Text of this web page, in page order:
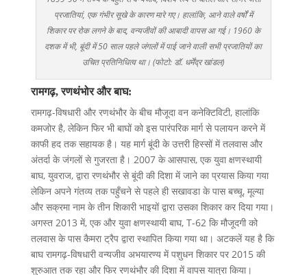
प्रजातियां, एक गंभीर सूखे के कारण मारे गए। हालांकि, आने वाले वर्षों में
शिकार पर रोक लगने के बाद, वन्यजीवों की आबादी वापस आ गई। 1960 के
दशक में भी, बूंदी में 50 साल पहले जंगलों में पाई जाने वाली सभी प्रजातियों का
उचित प्रतिनिधित्व था। (फोटो: डॉ. धर्मेंद्र खांडल)
रामगढ़, रणथंभोर और बाघ:
रामगढ़-विषधारी और रणथंभौर के बीच मौजूदा वन कनेक्टिविटी, हालांकि
कमजोर है, लेकिन फिर भी बाघों को इस पारंपरिक मार्ग से पलायन करने में
काफी हद तक सहायक है। यह मार्ग बूंदी के उत्तरी हिस्सों में तलवास और
अंतर्दा के जंगलों से गुजरता है। 2007 के आसपास, एक युवा क्षणस्थायी
बाघ, युवराज, द्वारा रणथंभौर से बूंदी की दिशा में जाने का प्रयास किया गया
लेकिन अपने गंतव्य तक पहुँचने से पहले ही सखावडा के पास बच्चू, मूल्या
और सक्रमा नाम के तीन शिकारी भाइयों द्वारा उसका शिकार कर दिया गया।
अगस्त 2013 में, एक और युवा क्षणस्थायी बाघ, T-62 कि मौजूदगी को
तलवास के पास कैमरा ट्रैप द्वारा स्थापित किया गया था। अटकलें यह है कि
बाघ रामगढ़-विषधारी वन्यजीव अभयारण्य में पशुधन शिकार पर 2015 की
शुरुआत तक रहा और फिर रणथंभौर की दिशा में वापस यात्रा किया।